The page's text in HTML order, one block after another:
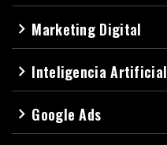
navigate_next Marketing Digital
navigate_next Inteligencia Artificial
navigate_next Google Ads